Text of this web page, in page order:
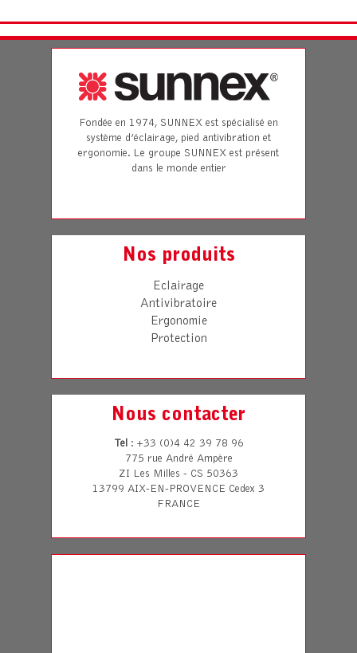
Fondée en 1974, SUNNEX est spécialisé en
système d’éclairage, pied antivibration et
ergonomie. Le groupe SUNNEX est présent
dans le monde entier
Nos produits
Eclairage
Antivibratoire
Ergonomie
Protection
Nous contacter
Tel: +33 (0)4 42 39 78 96
775 rue André Ampère
ZI Les Milles - CS 50363
13799 AIX-EN-PROVENCE Cedex 3
FRANCE